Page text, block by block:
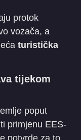
protok
vozača, a
turistička
tijekom
poput
primjenu EES-